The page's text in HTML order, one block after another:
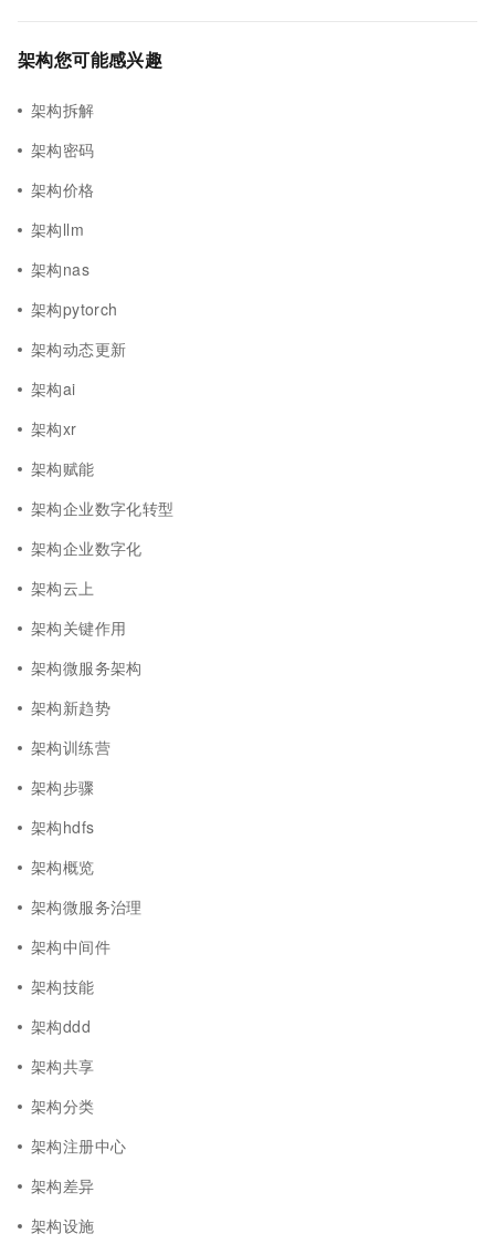
架构您可能感兴趣
架构拆解
架构密码
架构价格
架构llm
架构nas
架构pytorch
架构动态更新
架构ai
架构xr
架构赋能
架构企业数字化转型
架构企业数字化
架构云上
架构关键作用
架构微服务架构
架构新趋势
架构训练营
架构步骤
架构hdfs
架构概览
架构微服务治理
架构中间件
架构技能
架构ddd
架构共享
架构分类
架构注册中心
架构差异
架构设施